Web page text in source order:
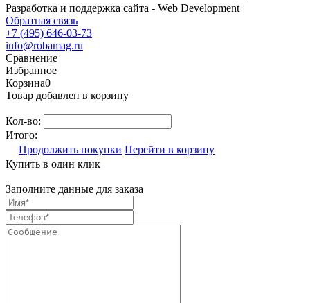
Разработка и поддержка сайта - Web Development
Обратная связь
+7 (495) 646-03-73
info@robamag.ru
Сравнение
Избранное
Корзина0
Товар добавлен в корзину
Кол-во:
Итого:
Продолжить покупки Перейти в корзину
Купить в один клик
Заполните данные для заказа